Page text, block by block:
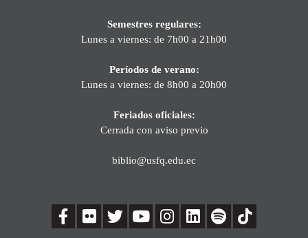
Semestres regulares:
Lunes a viernes: de 7h00 a 21h00
Períodos de verano:
Lunes a viernes: de 8h00 a 20h00
Feriados oficiales:
Cerrada con aviso previo
biblio@usfq.edu.ec